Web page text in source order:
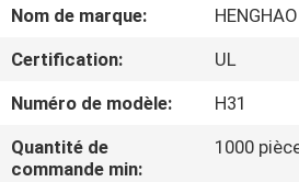
PROPOS
DE
NOUS
Nom de marque:
HENGHAO
Certification:
UL
Numéro de modèle:
H31
Quantité de
commande min:
1000